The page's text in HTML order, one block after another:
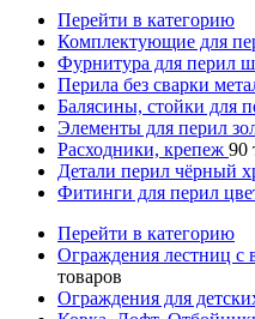
Перейти в категорию
Комплектующие для
Фурнитура для перил
Перила без сварки
Балясины, стойки для
Элементы для перил
Расходники, крепеж 90
Детали перил чёрный
Фитинги для перил
Перейти в категорию
Ограждения лестниц с
товаров
Ограждения для